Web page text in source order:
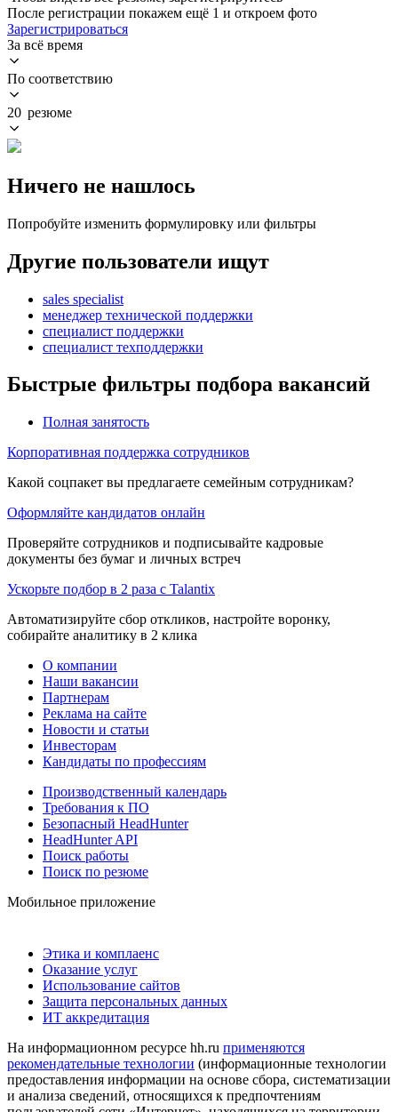
После регистрации покажем ещё 1 и откроем фото
Зарегистрироваться
За всё время
По соответствию
20 резюме
Ничего не нашлось
Попробуйте изменить формулировку или фильтры
Другие пользователи ищут
sales specialist
менеджер технической поддержки
специалист поддержки
специалист техподдержки
Быстрые фильтры подбора вакансий
Полная занятость
Корпоративная поддержка сотрудников
Какой соцпакет вы предлагаете семейным сотрудникам?
Оформляйте кандидатов онлайн
Проверяйте сотрудников и подписывайте кадровые
документы без бумаг и личных встреч
Ускорьте подбор в 2 раза с Talantix
Автоматизируйте сбор откликов, настройте воронку,
собирайте аналитику в 2 клика
О компании
Наши вакансии
Партнерам
Реклама на сайте
Новости и статьи
Инвесторам
Кандидаты по профессиям
Производственный календарь
Требования к ПО
Безопасный HeadHunter
HeadHunter API
Поиск работы
Поиск по резюме
Мобильное приложение
Этика и комплаенс
Оказание услуг
Использование сайтов
Защита персональных данных
ИТ аккредитация
На информационном ресурсе hh.ru применяются
рекомендательные технологии (информационные технологии
предоставления информации на основе сбора, систематизации
и анализа сведений, относящихся к предпочтениям